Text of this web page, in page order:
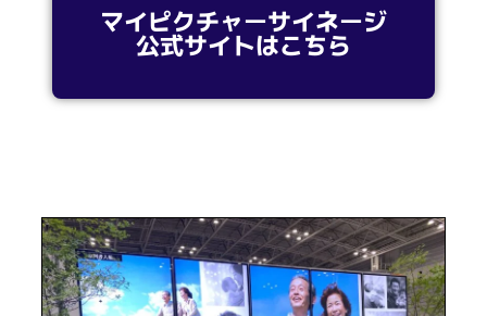
マイピクチャーサイネージ
公式サイトはこちら